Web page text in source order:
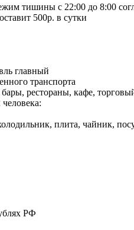
тишины с 22:00 до 8:00
500р. в сутки
главный
транспорта
рестораны, кафе,
плита, чайник,
РФ